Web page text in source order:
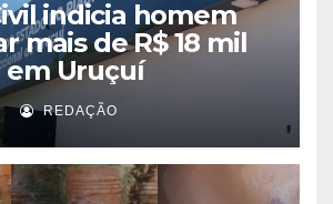
indicia homem
mais de R$ 18 mil
em Uruçuí
REDAÇÃO